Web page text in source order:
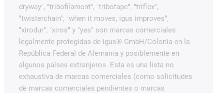
dryway", "tribofilament", "tribotape", "triflex",
"twisterchain", "when it moves, igus improves",
"xirodur", "xiros" y "yes" son marcas comerciales
legalmente protegidas de igus® GmbH/Colonia en la
República Federal de Alemania y posiblemente en
algunos países extranjeros. Esta es una lista no
exhaustiva de marcas comerciales (como solicitudes
de marcas comerciales pendientes o marcas